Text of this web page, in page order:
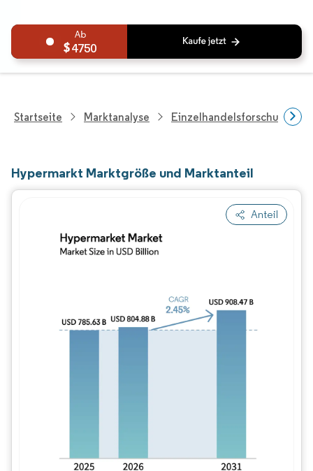
4750
Startseite Marktanalyse Einzelhandelsforschung
Hypermarkt Marktgröße und Marktanteil
Anteil